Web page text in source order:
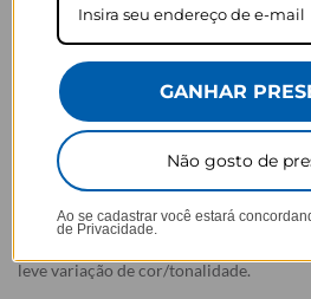
- Demais defeitos de fábrica: 3 meses.
Ei, atenção aí!
Antes de garantir seu acessório, dá
seu celular! Os modelos 5G geralmente
outras versões, então certifique-se de
encaixar direitinho. Fique de olho e
combinar com seu smartphone! 😎📱
leve variação de cor/tonalidade.
GANHAR
Não gosto de
Ao se cadastrar você estará
de Privacidade.